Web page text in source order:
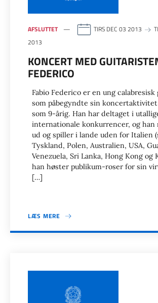
AFSLUTTET TIRS DEC 03 2013
2013
KONCERT MED
FEDERICO
Fabio Federico er en ung
som påbegyndte sin
som 9-årig. Han har deltaget i
internationale konkurrencer, og han
ud og spiller i lande uden for Italien
Tyskland, Polen, Australien, USA,
Venezuela, Sri Lanka, Hong Kong og
han høster publikum-roser for sin
[…]
LÆS MERE